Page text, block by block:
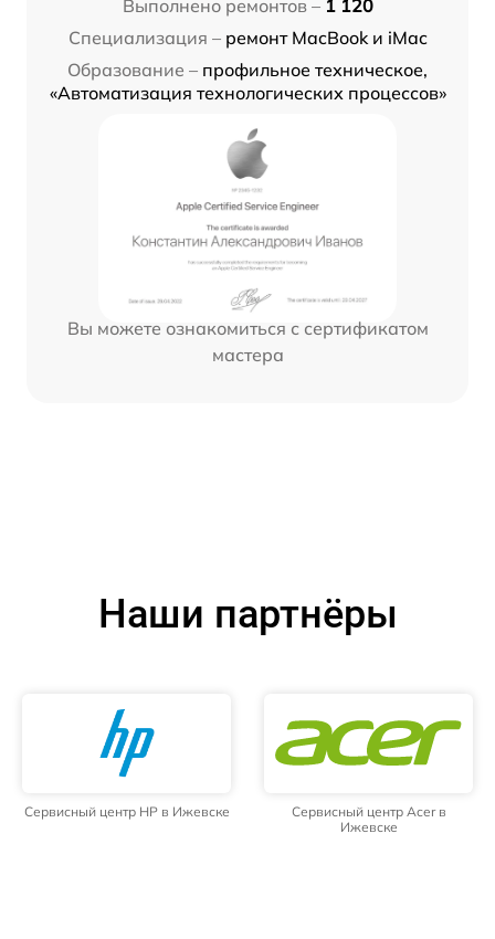
Выполнено ремонтов – 1 120
Специализация – ремонт MacBook и iMac
Образование – профильное техническое,
«Автоматизация технологических процессов»
Вы можете ознакомиться с сертификатом
мастера
Наши партнёры
Сервисный центр HP в Ижевске
Сервисный центр Acer в
Ижевске